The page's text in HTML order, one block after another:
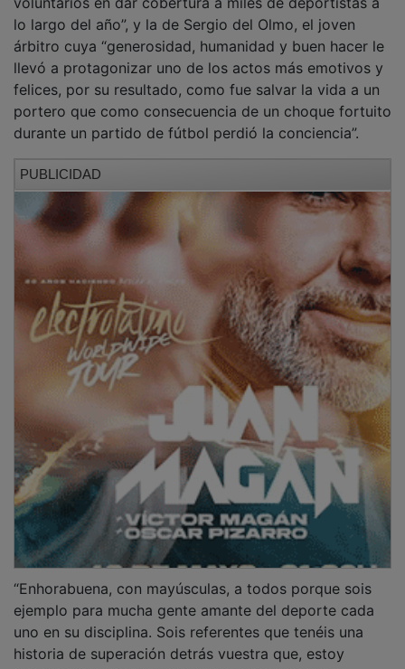
lo largo del año”, y la de Sergio del Olmo, el joven
árbitro cuya “generosidad, humanidad y buen hacer le
llevó a protagonizar uno de los actos más emotivos y
felices, por su resultado, como fue salvar la vida a un
portero que como consecuencia de un choque fortuito
durante un partido de fútbol perdió la conciencia”.
ejemplo para mucha gente amante del deporte cada
uno en su disciplina. Sois referentes que tenéis una
historia de superación detrás vuestra que, estoy
seguro, ha sido posible también con el apoyo de